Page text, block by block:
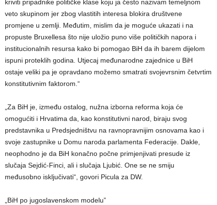
kriviti pripadnike političke klase koju ja često nazivam temeljnom
veto skupinom jer zbog vlastitih interesa blokira društvene
promjene u zemlji. Međutim, mislim da je moguće ukazati i na
propuste Bruxellesa što nije uložio puno više političkih napora i
institucionalnih resursa kako bi pomogao BiH da ih barem dijelom
ispuni proteklih godina. Utjecaj međunarodne zajednice u BiH
ostaje veliki pa je opravdano možemo smatrati svojevrsnim četvrtim
konstitutivnim faktorom.“
„Za BiH je, između ostalog, nužna izborna reforma koja će
omogućiti i Hrvatima da, kao konstitutivni narod, biraju svog
predstavnika u Predsjedništvu na ravnopravnijim osnovama kao i
svoje zastupnike u Domu naroda parlamenta Federacije. Dakle,
neophodno je da BiH konačno počne primjenjivati presude iz
slučaja Sejdić-Finci, ali i slučaja Ljubić. One se ne smiju
međusobno isključivati“, govori Picula za DW.
„BiH po jugoslavenskom modelu”